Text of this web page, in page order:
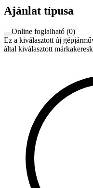
Ajánlat típusa
Online foglalható (0)
Ez a kiválasztott új
által kiválasztott